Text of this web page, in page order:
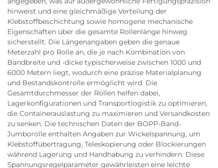
hinweist und eine gleichmäßige Verteilung der
Klebstoffbeschichtung sowie homogene mechanische
Eigenschaften über die gesamte Rollenlänge hinweg
sicherstellt. Die Längenangaben geben die genaue
Meterzahl pro Rolle an, die je nach Kombination von
Bandbreite und -dicke typischerweise zwischen 1000 und
6000 Metern liegt, wodurch eine präzise Materialplanung
und Bestandskontrolle ermöglicht wird. Die
Gesamtdurchmesser der Rollen helfen dabei,
Lagerkonfigurationen und Transportlogistik zu optimieren,
die Containerauslastung zu maximieren und Versandkosten
zu senken. Die technischen Daten der BOPP-Band-
Jumborolle enthalten Angaben zur Wickelspannung, um
Klebstoffübertragung, Teleskopierung oder Blockierungen
während Lagerung und Handhabung zu verhindern. Diese
Spannungsregelparameter gewährleisten eine leichte